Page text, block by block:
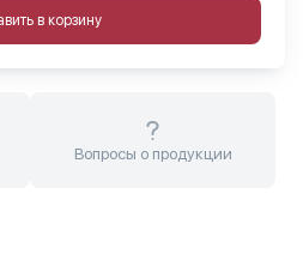
в корзину
Вопросы о продукции